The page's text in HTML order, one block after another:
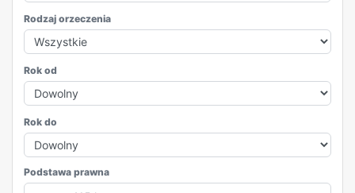
Rodzaj orzeczenia
Rok od
Rok do
Podstawa prawna